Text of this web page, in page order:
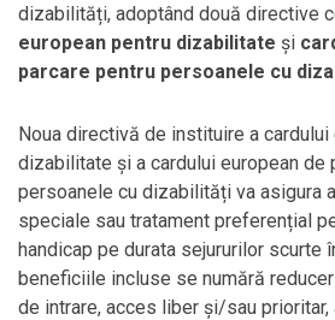
dizabilități, adoptând două directive
european pentru dizabilitate și
parcare pentru persoanele cu
Noua directivă de instituire a cardului
dizabilitate și a cardului european de
persoanele cu dizabilități va asigura
speciale sau tratament preferențial
handicap pe durata sejururilor scurte
beneficiile incluse se numără
de intrare, acces liber și/sau